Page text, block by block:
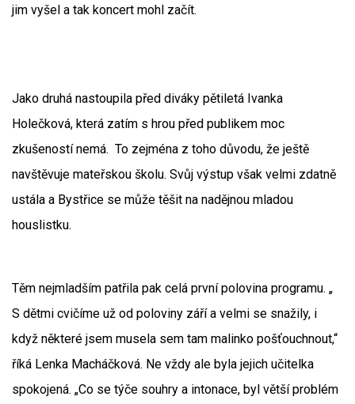
jim vyšel a tak koncert mohl začít.
Jako druhá nastoupila před diváky pětiletá Ivanka
Holečková, která zatím s hrou před publikem moc
zkušeností nemá. To zejména z toho důvodu, že ještě
navštěvuje mateřskou školu. Svůj výstup však velmi zdatně
ustála a Bystřice se může těšit na nadějnou mladou
houslistku.
Těm nejmladším patřila pak celá první polovina programu. „
S dětmi cvičíme už od poloviny září a velmi se snažily, i
když některé jsem musela sem tam malinko pošťouchnout,“
říká Lenka Macháčková. Ne vždy ale byla jejich učitelka
spokojená. „Co se týče souhry a intonace, byl větší problém